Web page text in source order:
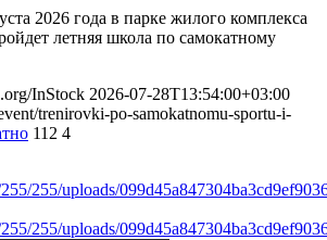
2026 года в парке жилого комплекса
летняя школа по самокатному
InStock 2026-07-28T13:54:00+03:00
trenirovki-po-samokatnomu-sportu-i-
112 4
255/uploads/
255/uploads/